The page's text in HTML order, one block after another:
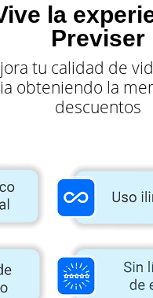
la
Previser
tu calidad de
obteniendo la
descuentos